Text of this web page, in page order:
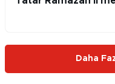
Daha